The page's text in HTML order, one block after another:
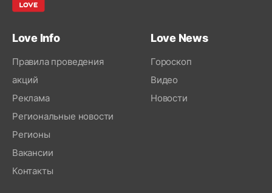
Love Info
Правила проведения
акций
Реклама
Региональные новости
Регионы
Вакансии
Контакты
Love News
Гороскоп
Видео
Новости